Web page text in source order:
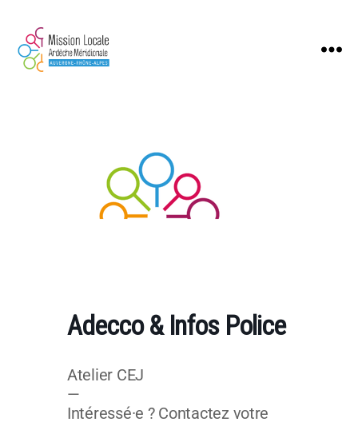
Adecco & Infos Police
Atelier CEJ
—
Intéressé·e ? Contactez votre